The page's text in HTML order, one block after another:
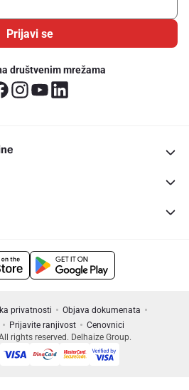
Prijavi se
društvenim mrežama
privatnosti
Objava dokumenata
Prijavite ranjivost
Cenovnici
rights reserved. Delhaize Group.